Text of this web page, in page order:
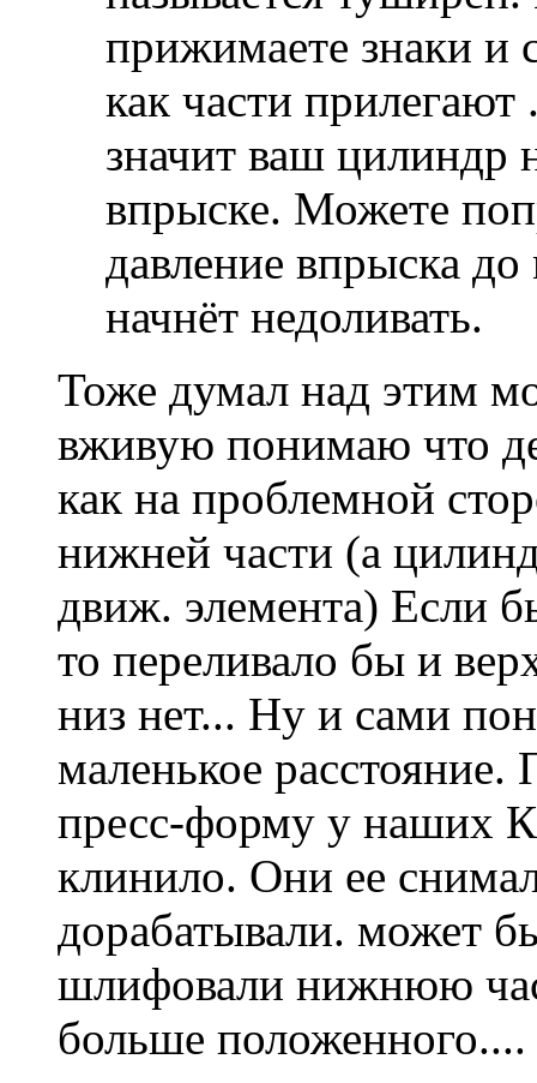
прижимаете знаки и
как части
значит ваш цилиндр
впрыске. Можете
давление впрыска
начнёт недоливать.
Тоже думал над этим
вживую понимаю что
как на проблемной
нижней части (а
движ. элемента) Если
то переливало бы и
низ нет... Ну и сами
маленькое
пресс-форму у наших
клинило. Они ее
дорабатывали. может
шлифовали нижнюю
больше положенного....